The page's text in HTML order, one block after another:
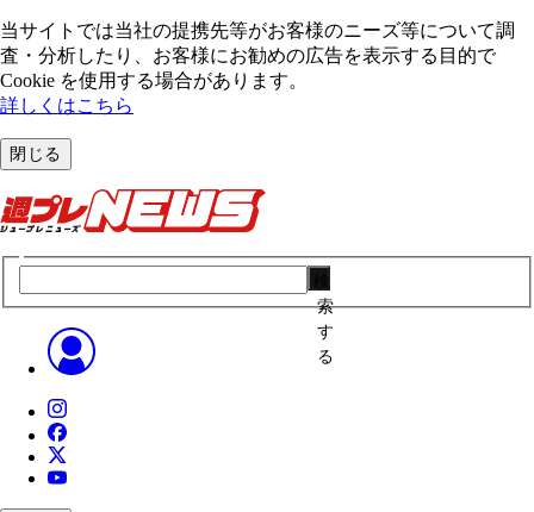
当サイトでは当社の提携先等がお客様のニーズ等について調
査・分析したり、お客様にお勧めの広告を表⽰する⽬的で
Cookie を使⽤する場合があります。
詳しくはこちら
閉じる
索
す
る